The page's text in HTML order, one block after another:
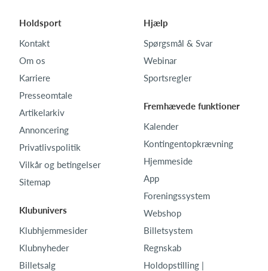
Holdsport
Kontakt
Om os
Karriere
Presseomtale
Artikelarkiv
Annoncering
Privatlivspolitik
Vilkår og betingelser
Sitemap
Klubunivers
Klubhjemmesider
Klubnyheder
Billetsalg
Hjælp
Spørgsmål & Svar
Webinar
Sportsregler
Fremhævede funktioner
Kalender
Kontingentopkrævning
Hjemmeside
App
Foreningssystem
Webshop
Billetsystem
Regnskab
Holdopstilling |